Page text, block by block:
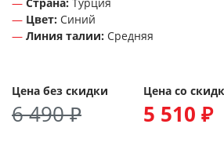
Цвет: Синий
Линия талии: Средняя
Цена без скидки
6 490 ₽
Цена со
5 510 ₽